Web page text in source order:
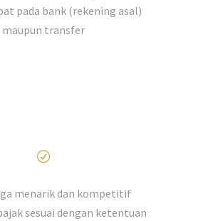
pada bank (rekening asal)
maupun transfer
menarik dan kompetitif
sesuai dengan ketentuan